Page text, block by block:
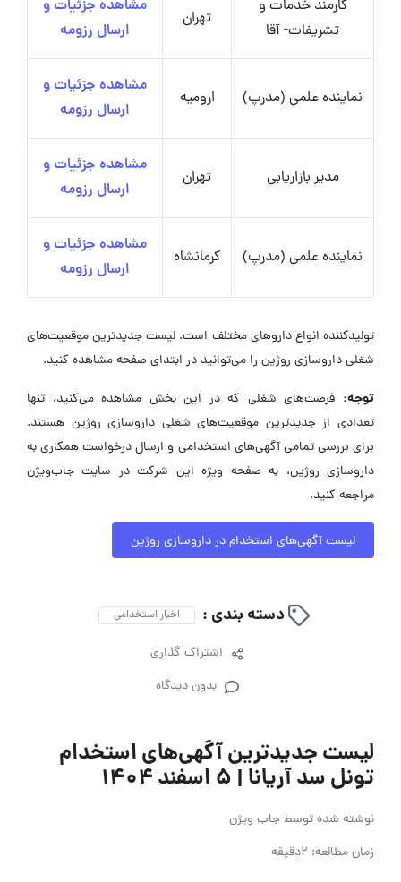
کارمند خدمات و
تشریفات- آقا
تهران
مشاهده جزئیات و
ارسال رزومه
نماینده علمی (مدرپ) ارومیه
مشاهده جزئیات و
ارسال رزومه
مدیر بازاریابی تهران
مشاهده جزئیات و
ارسال رزومه
نماینده علمی (مدرپ) کرمانشاه
مشاهده جزئیات و
ارسال رزومه
تولیدکننده انواع داروهای مختلف است. لیست جدیدترین موقعیت‌های
شغلی داروسازی روژین را می‌توانید در ابتدای صفحه مشاهده کنید.
توجه: فرصت‌های شغلی که در این بخش مشاهده می‌کنید، تنها
تعدادی از جدیدترین موقعیت‌های شغلی داروسازی روژین هستند.
برای بررسی تمامی آگهی‌های استخدامی و ارسال درخواست همکاری به
داروسازی روژین، به صفحه ویژه این شرکت در سایت جاب‌ویژن
مراجعه کنید.
لیست آگهی‌های استخدام در داروسازی روژین
دسته بندی : اخبار استخدامی
اشتراک گذاری
بدون دیدگاه
لیست جدیدترین آگهی‌های استخدام
تونل سد آریانا | ۵ اسفند ۱۴۰۴
نوشته شده توسطجاب ویژن
زمان مطالعه: 2دقیقه